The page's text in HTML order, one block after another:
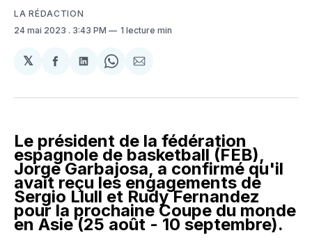
LA RÉDACTION
24 mai 2023 . 3:43 PM 1 lecture min
𝕏
Partager
Facebook
Partager
LinkedIn
Share
WhatsApp
Partager
Courriel
Le président de la fédération
espagnole de basketball (FEB),
Jorge Garbajosa, a confirmé qu'il
avait reçu les engagements de
Sergio Llull et Rudy Fernandez
pour la prochaine Coupe du monde
en Asie (25 août - 10 septembre).